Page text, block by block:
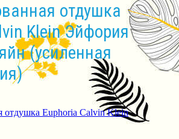
отдушка
Klein Эйфория
(усиленная